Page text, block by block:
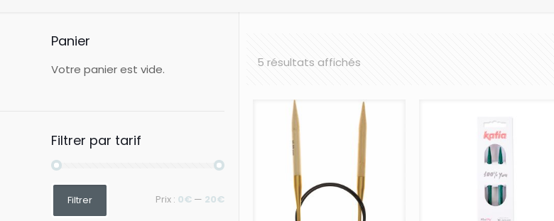
5 résultats affichés
Panier
Votre panier est vide.
Filtrer par tarif
Filtrer Prix : 0€ — 20€